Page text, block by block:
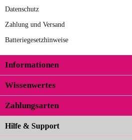
Datenschutz
Zahlung und Versand
Batteriegesetzhinweise
Informationen
Wissenwertes
Zahlungsarten
Hilfe & Support